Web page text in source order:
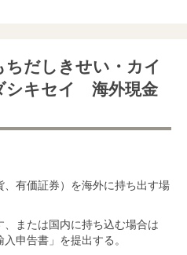
だしきせい・カイ
シキセイ 海外現金
有価証券）を海外に持ち出す場
または国内に持ち込む場合は
申告書」を提出する。